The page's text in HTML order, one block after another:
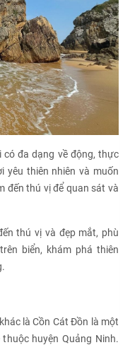
đa dạng về động, thực
yêu thiên nhiên và muốn
đến thú vị để quan sát và
thú vị và đẹp mắt, phù
biển, khám phá thiên
là Cồn Cát Đồn là một
huyện Quảng Ninh.